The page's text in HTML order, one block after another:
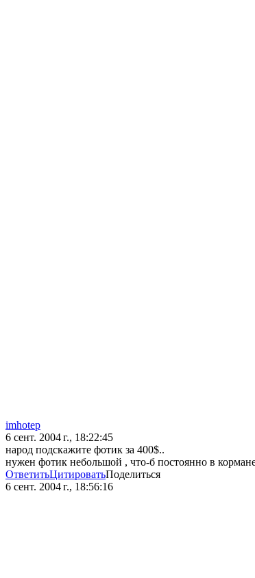
imhotep
6 сент. 2004 г., 18:22:45
народ подскажите фотик за 400$..
нужен фотик небольшой , что-б постоянно в
ОтветитьЦитироватьПоделиться
6 сент. 2004 г., 18:56:16